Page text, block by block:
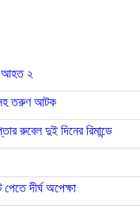
আহত ২
তরুণ আটক
রুবেল দুই দিনের রিমান্ডে
দীর্ঘ অপেক্ষা